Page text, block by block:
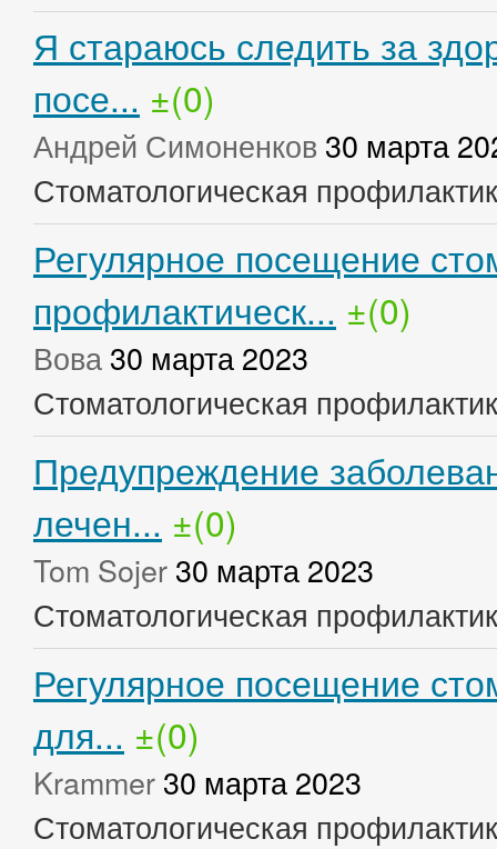
Я стараюсь следить за
посе... ±(0)
Андрей Симоненков 30 марта
Стоматологическая
Регулярное посещение
профилактическ... ±(0)
Вова 30 марта 2023
Стоматологическая
Предупреждение
лечен... ±(0)
Tom Sojer 30 марта 2023
Стоматологическая
Регулярное посещение
для... ±(0)
Krammer 30 марта 2023
Стоматологическая